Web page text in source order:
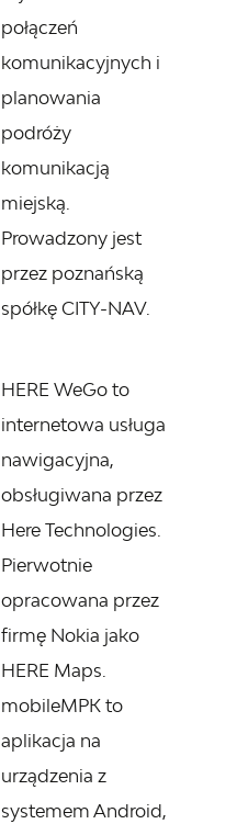
połączeń
komunikacyjnych i
planowania
podróży
komunikacją
miejską.
Prowadzony jest
przez poznańską
spółkę CITY-NAV.
HERE WeGo to
internetowa usługa
nawigacyjna,
obsługiwana przez
Here Technologies.
Pierwotnie
opracowana przez
firmę Nokia jako
HERE Maps.
mobileMPK to
aplikacja na
urządzenia z
systemem Android,